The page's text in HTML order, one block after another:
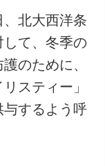
ビス
北大西洋条
て、冬季の
のために、
スティー」
するよう呼